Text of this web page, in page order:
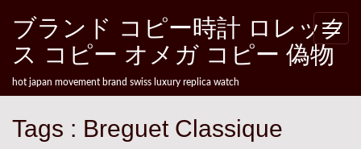
Toggle
ブランド コピー時計 ロレック
ス コピー オメガ コピー 偽物
hot japan movement brand swiss luxury replica watch
Tags : Breguet Classique